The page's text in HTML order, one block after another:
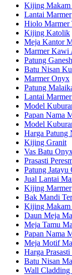
Kijing Makam
Lantai Marmer
Hiolo Marmer
Kijing Katolik
Meja Kantor
Marmer Kawi
Patung
Batu Nisan
Marmer Onyx
Patung
Lantai
Model
Papan Nama
Model
Harga Patung
Kijing Granit
Vas Batu
Prasasti
Patung Jatayu
Jual Lantai
Kijing Marmer
Bak Mandi
Kijing Makam
Daun Meja
Meja Tamu
Papan Nama
Meja Motif
Harga
Batu Nisan
Wall